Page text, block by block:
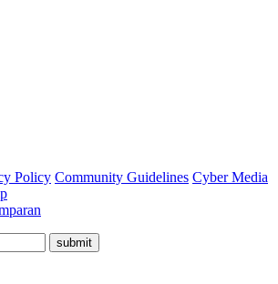
Policy Community Guidelines Cyber Media
submit